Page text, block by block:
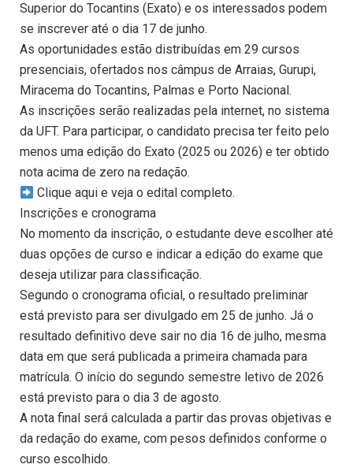
Superior do Tocantins (Exato) e os interessados podem
se inscrever até o dia 17 de junho.
As oportunidades estão distribuídas em 29 cursos
presenciais, ofertados nos câmpus de Arraias, Gurupi,
Miracema do Tocantins, Palmas e Porto Nacional.
As inscrições serão realizadas pela internet, no sistema
da UFT. Para participar, o candidato precisa ter feito pelo
menos uma edição do Exato (2025 ou 2026) e ter obtido
nota acima de zero na redação.
Clique aqui e veja o edital completo.
Inscrições e cronograma
No momento da inscrição, o estudante deve escolher até
duas opções de curso e indicar a edição do exame que
deseja utilizar para classificação.
Segundo o cronograma oficial, o resultado preliminar
está previsto para ser divulgado em 25 de junho. Já o
resultado definitivo deve sair no dia 16 de julho, mesma
data em que será publicada a primeira chamada para
matrícula. O início do segundo semestre letivo de 2026
está previsto para o dia 3 de agosto.
A nota final será calculada a partir das provas objetivas e
da redação do exame, com pesos definidos conforme o
curso escolhido.